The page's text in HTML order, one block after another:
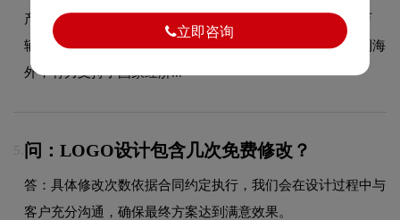
产企业、中国轻型越野车骨干企业。累计生产汽车超过百万
辆，产品遍及大江南北，市场从军内做到军外，从国内做到海
外，有力支持了国家经济...
5. 问：LOGO设计包含几次免费修改？
答：具体修改次数依据合同约定执行，我们会在设计过程中与
客户充分沟通，确保最终方案达到满意效果。
立即咨询